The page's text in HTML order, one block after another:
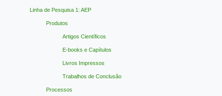
Linha de Pesquisa 1: AEP
Produtos
Artigos Científicos
E-books e Capítulos
Livros Impressos
Trabalhos de Conclusão
Processos